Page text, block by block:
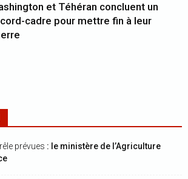
et Téhéran concluent un
cadre pour mettre fin à leur
prévues : le ministère de l’Agriculture